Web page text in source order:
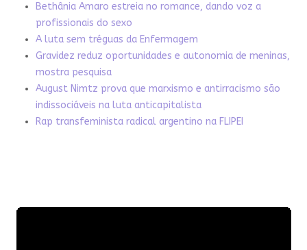
Bethânia Amaro estreia no romance, dando voz a
profissionais do sexo
A luta sem tréguas da Enfermagem
Gravidez reduz oportunidades e autonomia de meninas,
mostra pesquisa
August Nimtz prova que marxismo e antirracismo são
indissociáveis na luta anticapitalista
Rap transfeminista radical argentino na FLIPEI